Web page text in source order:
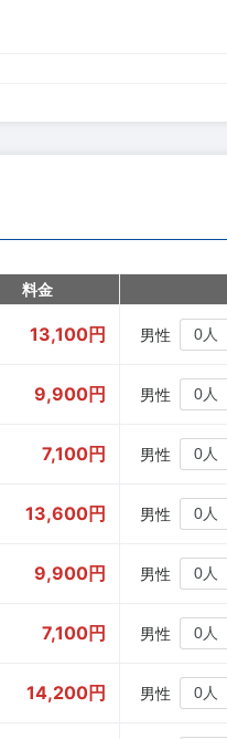
料金
13,100円 男性
9,900円 男性
7,100円 男性
13,600円 男性
9,900円 男性
7,100円 男性
14,200円 男性